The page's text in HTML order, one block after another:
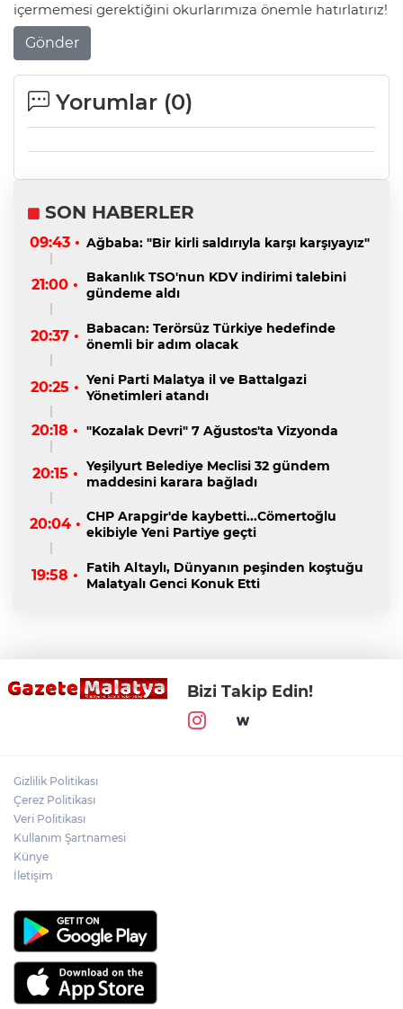
içermemesi gerektiğini okurlarımıza önemle hatırlatırız!
Gönder
Yorumlar (0)
SON HABERLER
09:43 • Ağbaba: "Bir kirli saldırıyla karşı karşıyayız"
21:00 •
Bakanlık TSO'nun KDV indirimi talebini
gündeme aldı
20:37 • Babacan: Terörsüz Türkiye hedefinde
önemli bir adım olacak
20:25 • Yeni Parti Malatya il ve Battalgazi
Yönetimleri atandı
20:18 • "Kozalak Devri" 7 Ağustos'ta Vizyonda
20:15 • Yeşilyurt Belediye Meclisi 32 gündem
maddesini karara bağladı
20:04 • CHP Arapgir'de kaybetti...Cömertoğlu
ekibiyle Yeni Partiye geçti
19:58 •
Fatih Altaylı, Dünyanın peşinden koştuğu
Malatyalı Genci Konuk Etti
Bizi Takip Edin!
Gizlilik Politikası
Çerez Politikası
Veri Politikası
Kullanım Şartnamesi
Künye
İletişim